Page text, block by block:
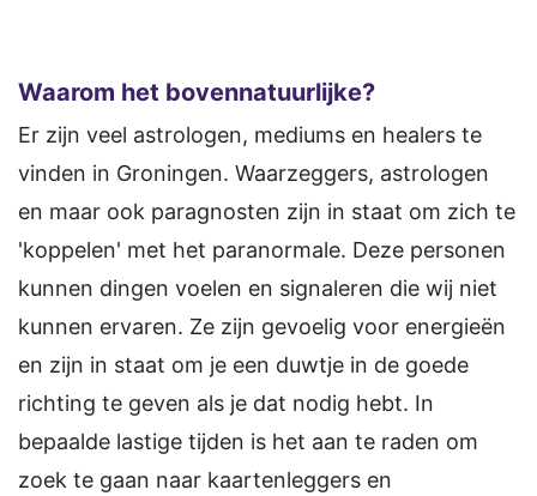
Waarom het bovennatuurlijke?
Er zijn veel astrologen, mediums en healers te
vinden in Groningen. Waarzeggers, astrologen
en maar ook paragnosten zijn in staat om zich te
'koppelen' met het paranormale. Deze personen
kunnen dingen voelen en signaleren die wij niet
kunnen ervaren. Ze zijn gevoelig voor energieën
en zijn in staat om je een duwtje in de goede
richting te geven als je dat nodig hebt. In
bepaalde lastige tijden is het aan te raden om
zoek te gaan naar kaartenleggers en